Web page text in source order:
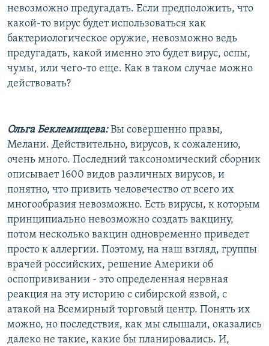
невозможно предугадать. Если предположить, что
какой-то вирус будет использоваться как
бактериологическое оружие, невозможно ведь
предугадать, какой именно это будет вирус, оспы,
чумы, или чего-то еще. Как в таком случае можно
действовать?
Ольга Беклемищева:Вы совершенно правы,
Мелани. Действительно, вирусов, к сожалению,
очень много. Последний таксономический сборник
описывает 1600 видов различных вирусов, и
понятно, что привить человечество от всего их
многообразия невозможно. Есть вирусы, к которым
принципиально невозможно создать вакцину,
потом несколько вакцин одновременно приведет
просто к аллергии. Поэтому, на наш взгляд, группы
врачей российских, решение Америки об
оспопрививании - это определенная нервная
реакция на эту историю с сибирской язвой, с
атакой на Всемирный торговый центр. Понять их
можно, но последствия, как мы слышали, оказались
далеко не такие, какие бы планировались. И,